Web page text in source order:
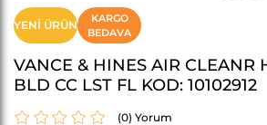
YENI ÜRÜN
KARGO
BEDAVA
VANCE & HINES AIR CLEANR
BLD CC LST FL KOD: 10102912
(0)